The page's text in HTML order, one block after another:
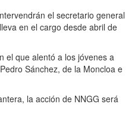
el secretario general
en el cargo desde abril de
el que alentó a los jóvenes a
Sánchez, de la Moncloa e
la acción de NNGG será